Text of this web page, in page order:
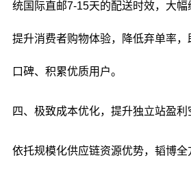
统国际直邮7-15天的配送时效，大
提升消费者购物体验，降低弃单率
口碑、积累优质用户。
四、极致成本优化，提升独立站盈利
依托规模化供应链资源优势，韬博